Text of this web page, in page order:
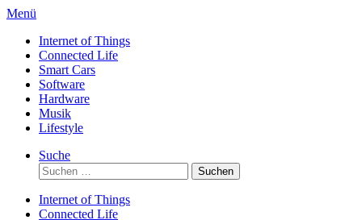
Direkt
Inhalt
Menü
Internet of Things
Connected Life
Smart Cars
Software
Hardware
Musik
Lifestyle
Suche
Suchen
nach:
Internet of Things
Connected Life